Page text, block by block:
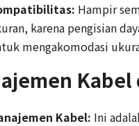
Hampir
karena pengisian
mengakomodasi
Kabel: Ini